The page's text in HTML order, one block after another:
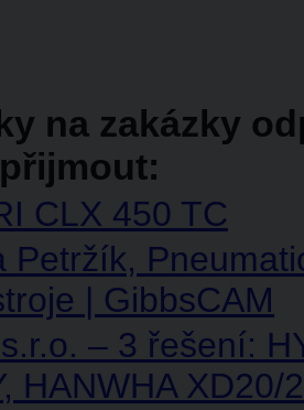
na zakázky
CLX 450 TC
Petržík,
| GibbsCAM
– 3 řešení:
HANWHA XD20/